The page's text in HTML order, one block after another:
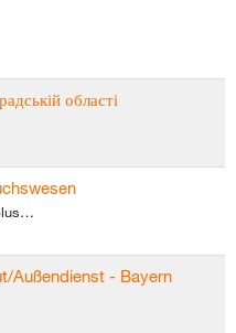
області
Außendienst - Bayern